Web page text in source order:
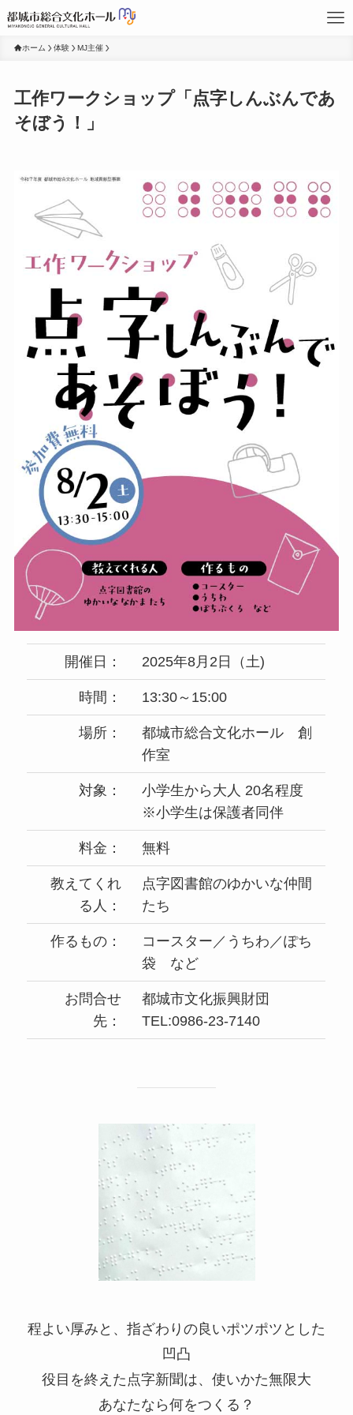
ホーム 体験 MJ主催
工作ワークショップ「点字しんぶんであ
そぼう！」
開催日： 2025年8月2日（土)
時間： 13:30～15:00
場所：
都城市総合文化ホール 創
作室
対象：
小学生から大人 20名程度
※小学生は保護者同伴
料金： 無料
教えてくれ
る人：
点字図書館のゆかいな仲間
たち
作るもの：
コースター／うちわ／ぽち
袋 など
お問合せ
先：
都城市文化振興財団
TEL:0986-23-7140
程よい厚みと、指ざわりの良いポツポツとした
凹凸
役目を終えた点字新聞は、使いかた無限大
あなたなら何をつくる？